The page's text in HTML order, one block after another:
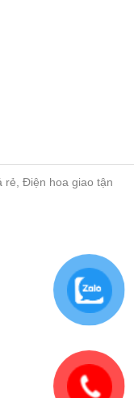
rẻ, Điện hoa giao tận